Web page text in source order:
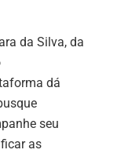
da Silva, da
dá
seu
as